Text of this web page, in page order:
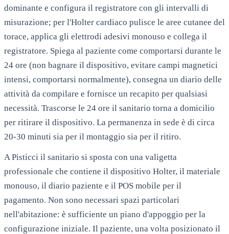
dominante e configura il registratore con gli intervalli di
misurazione; per l'Holter cardiaco pulisce le aree cutanee del
torace, applica gli elettrodi adesivi monouso e collega il
registratore. Spiega al paziente come comportarsi durante le
24 ore (non bagnare il dispositivo, evitare campi magnetici
intensi, comportarsi normalmente), consegna un diario delle
attività da compilare e fornisce un recapito per qualsiasi
necessità. Trascorse le 24 ore il sanitario torna a domicilio
per ritirare il dispositivo. La permanenza in sede è di circa
20-30 minuti sia per il montaggio sia per il ritiro.
APisticci il sanitario si sposta con una valigetta
professionale che contiene il dispositivo Holter, il materiale
monouso, il diario paziente e il POS mobile per il
pagamento. Non sono necessari spazi particolari
nell'abitazione: è sufficiente un piano d'appoggio per la
configurazione iniziale. Il paziente, una volta posizionato il